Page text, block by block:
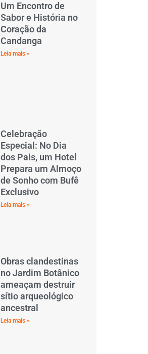
Um Encontro de
Sabor e História no
Coração da
Candanga
Leia mais »
Celebração
Especial: No Dia
dos Pais, um Hotel
Prepara um Almoço
de Sonho com Bufê
Exclusivo
Leia mais »
Obras clandestinas
no Jardim Botânico
ameaçam destruir
sítio arqueológico
ancestral
Leia mais »